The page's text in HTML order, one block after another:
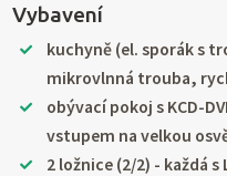
Vybavení
kuchyně (el. sporák s
mikrovlnná trouba,
obývací pokoj s KCD-
vstupem na velkou
2 ložnice (2/2) - každá s